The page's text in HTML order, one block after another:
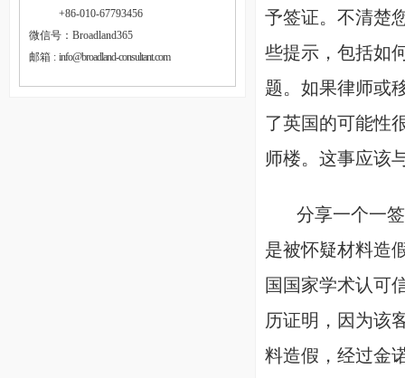
+86-010-67793456
微信号：Broadland365
邮箱 : info@broadland-consultant.com
予签证。不清楚
些提示，包括如
题。如果律师或
了英国的可能性
师楼。这事应该
分享一个一签
是被怀疑材料造
国国家学术认可
历证明，因为该
料造假，经过金